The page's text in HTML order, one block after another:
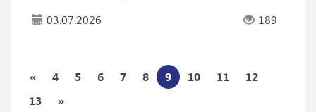
03.07.2026
189
« 4 5 6 7 8 9 10 11
12
13
»